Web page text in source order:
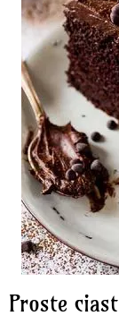
Proste